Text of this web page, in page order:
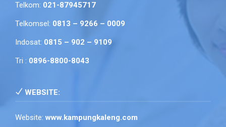
Telkom: 021-87945717
Telkomsel: 0813 – 9266 – 0009
Indosat: 0815 – 902 – 9109
Tri : 0896-8800-8043
WEBSITE:
Website: www.kampungkaleng.com